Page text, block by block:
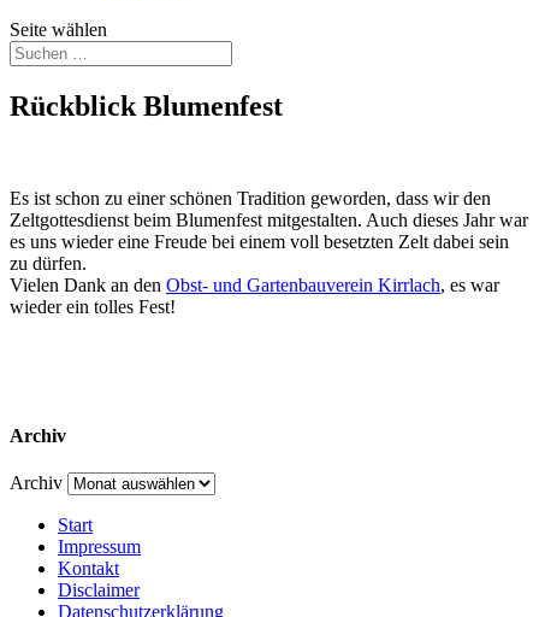
Seite wählen
Rückblick Blumenfest
Es ist schon zu einer schönen Tradition geworden, dass wir den
Zeltgottesdienst beim Blumenfest mitgestalten. Auch dieses Jahr war
es uns wieder eine Freude bei einem voll besetzten Zelt dabei sein
zu dürfen.
Vielen Dank an den Obst- und Gartenbauverein Kirrlach, es war
wieder ein tolles Fest!
Archiv
Archiv
Start
Impressum
Kontakt
Disclaimer
Datenschutzerklärung